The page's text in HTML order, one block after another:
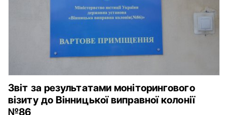
Звіт за результатами моніторингового
візиту до Вінницької виправної колонії
№86